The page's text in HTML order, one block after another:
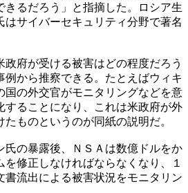
きるだろう」と指摘した。ロシア生
はサイバーセキュリティ分野で著名
府が受ける被害はどの程度だろう
例から推察できる。たとえばウィキ
国の外交官がモニタリングなどを意
することになり、これは米政府が外
ものというのが同紙の説明だ。
氏の暴露後、ＮＳＡは数億ドルをか
修正しなければならなくなり、１
書流出による被害状況をモニタリン